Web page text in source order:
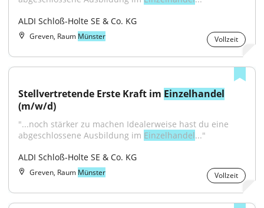
ALDI Schloß-Holte SE & Co. KG
Greven, Raum Münster Vollzeit
Stellvertretende Erste Kraft im Einzelhandel
(m/w/d)
"...noch stärker zu machen Idealerweise hast du eine
abgeschlossene Ausbildung im Einzelhandel..."
ALDI Schloß-Holte SE & Co. KG
Greven, Raum Münster Vollzeit